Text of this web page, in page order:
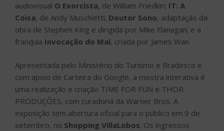
audiovisual O Exorcista, de William Friedkin; IT: A
Coisa, de Andy Muschietti; Doutor Sono, adaptação da
obra de Stephen King e dirigida por Mike Flanagan; e a
franquia Invocação do Mal, criada por James Wan.
Apresentada pelo Ministério do Turismo e Bradesco e
com apoio de Carteira do Google, a mostra interativa é
uma realização e criação TIME FOR FUN e THOR
PRODUÇÕES, com curadoria da Warner Bros. A
exposição tem abertura oficial para o público em 9 de
setembro, no Shopping VillaLobos. Os ingressos